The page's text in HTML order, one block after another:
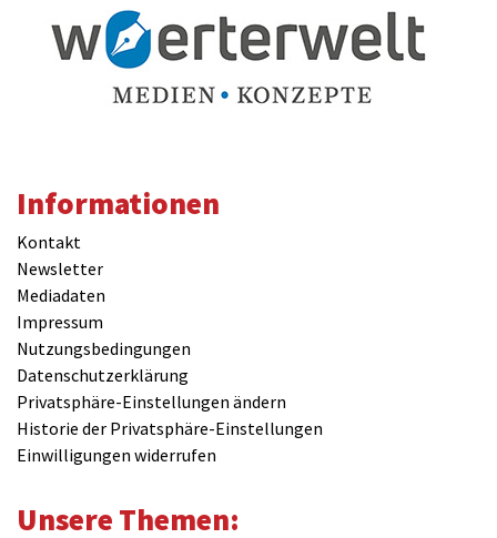
Informationen
Kontakt
Newsletter
Mediadaten
Impressum
Nutzungsbedingungen
Datenschutzerklärung
Privatsphäre-Einstellungen ändern
Historie der Privatsphäre-Einstellungen
Einwilligungen widerrufen
Unsere Themen: